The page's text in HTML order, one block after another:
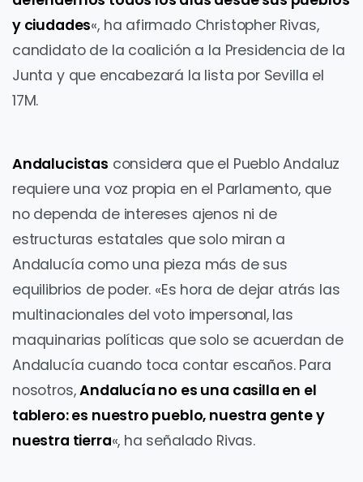
y ciudades«, ha afirmado Christopher Rivas,
candidato de la coalición a la Presidencia de la
Junta y que encabezará la lista por Sevilla el
17M.
Andalucistas considera que el Pueblo Andaluz
requiere una voz propia en el Parlamento, que
no dependa de intereses ajenos ni de
estructuras estatales que solo miran a
Andalucía como una pieza más de sus
equilibrios de poder. «Es hora de dejar atrás las
multinacionales del voto impersonal, las
maquinarias políticas que solo se acuerdan de
Andalucía cuando toca contar escaños. Para
nosotros,Andalucía no es una casilla en el
tablero: es nuestro pueblo, nuestra gente y
nuestra tierra«, ha señalado Rivas.